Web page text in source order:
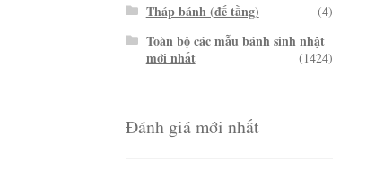
Tháp bánh (đế tầng) (4)
Toàn bộ các mẫu bánh sinh nhật
mới nhất
(1424)
Đánh giá mới nhất